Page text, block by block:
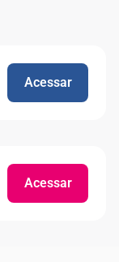
Acessar
Acessar